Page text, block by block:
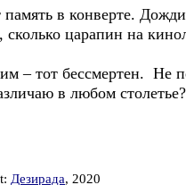
память в конверте.
царапин на
– тот бессмертен. Не
в любом столетье?
Дезирада, 2020